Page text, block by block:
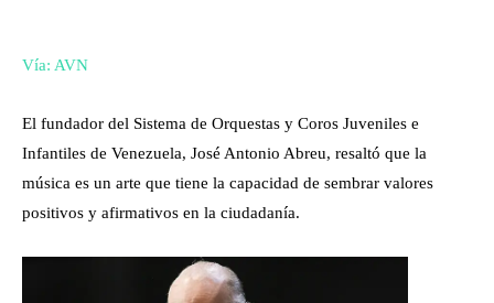
Vía: AVN
El fundador del Sistema de Orquestas y Coros Juveniles e
Infantiles de Venezuela, José Antonio Abreu, resaltó que la
música es un arte que tiene la capacidad de sembrar valores
positivos y afirmativos en la ciudadanía.